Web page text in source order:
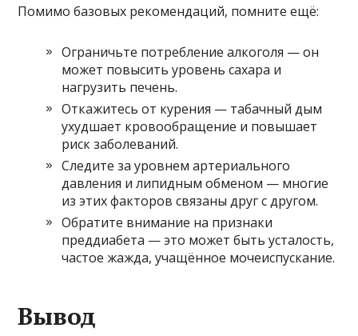
Помимо базовых рекомендаций, помните ещё:
Ограничьте потребление алкоголя — он
может повысить уровень сахара и
нагрузить печень.
Откажитесь от курения — табачный дым
ухудшает кровообращение и повышает
риск заболеваний.
Следите за уровнем артериального
давления и липидным обменом — многие
из этих факторов связаны друг с другом.
Обратите внимание на признаки
преддиабета — это может быть усталость,
частое жажда, учащённое мочеиспускание.
Вывод